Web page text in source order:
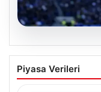
05.08.2026
Transferinde
Piyasa Verileri